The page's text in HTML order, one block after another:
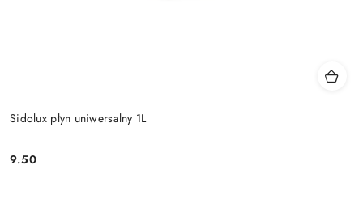
Sidolux płyn uniwersalny 1L
Cena:
9.50